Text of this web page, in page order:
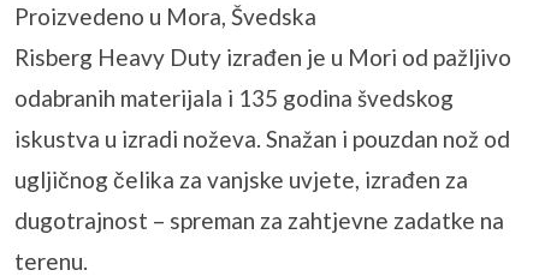
Proizvedeno u Mora, Švedska
Risberg Heavy Duty izrađen je u Mori od pažljivo
odabranih materijala i 135 godina švedskog
iskustva u izradi noževa. Snažan i pouzdan nož od
ugljičnog čelika za vanjske uvjete, izrađen za
dugotrajnost – spreman za zahtjevne zadatke na
terenu.